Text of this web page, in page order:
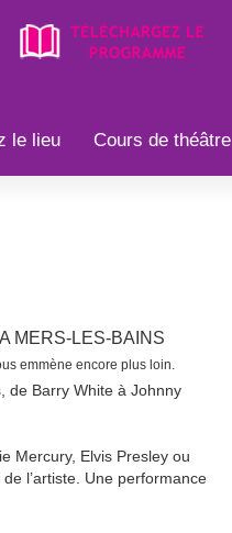
le lieu Cours de théâtre
MERS-LES-BAINS
emmène encore plus loin.
de Barry White à Johnny
Mercury, Elvis Presley ou
l’artiste. Une performance